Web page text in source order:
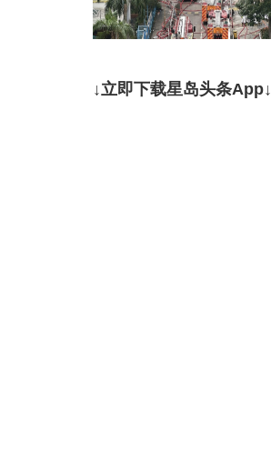
↓立即下载星岛头条App↓